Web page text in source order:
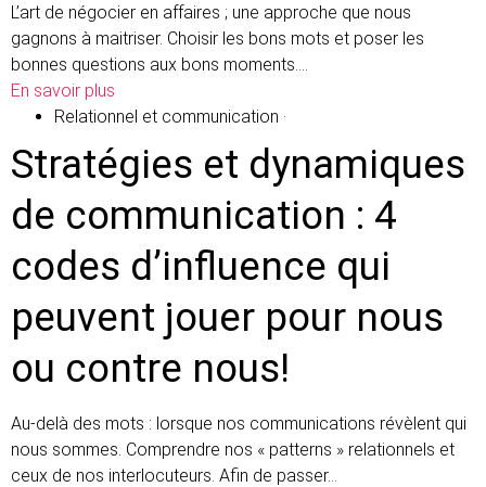
L’art de négocier en affaires ; une approche que nous
gagnons à maitriser. Choisir les bons mots et poser les
bonnes questions aux bons moments.…
En savoir plus
Relationnel et communication ·
Stratégies et dynamiques
de communication : 4
codes d’influence qui
peuvent jouer pour nous
ou contre nous!
Au-delà des mots : lorsque nos communications révèlent qui
nous sommes. Comprendre nos « patterns » relationnels et
ceux de nos interlocuteurs. Afin de passer…